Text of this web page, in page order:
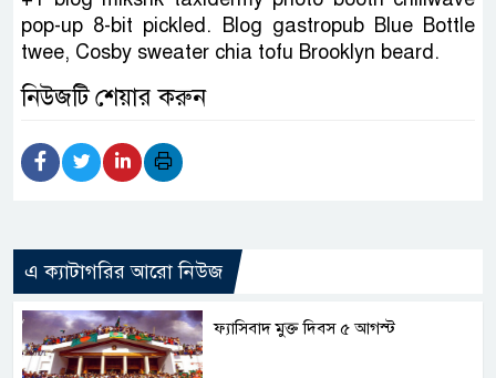
pop-up 8-bit pickled. Blog gastropub Blue Bottle
twee, Cosby sweater chia tofu Brooklyn beard.
নিউজটি শেয়ার করুন
এ ক্যাটাগরির আরো নিউজ
ফ্যাসিবাদ মুক্ত দিবস ৫ আগস্ট